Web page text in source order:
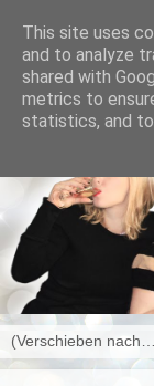
This site uses
and to analyze
shared with
metrics to
statistics, and